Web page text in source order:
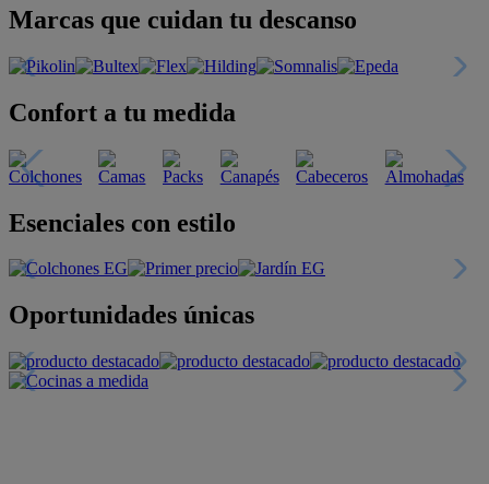
Marcas que cuidan tu descanso
Confort a tu medida
Esenciales con estilo
Oportunidades únicas